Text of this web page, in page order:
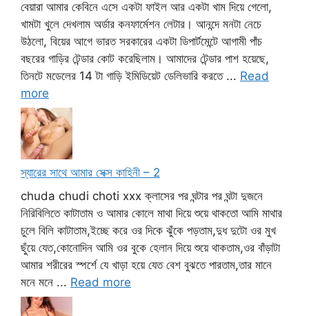
বেয়ারা আমার কেবিনে এসে একটা ফাইল আর একটা খাম দিয়ে গেলো,
খামটা খুলে দেখলাম অর্ডার কনফার্মেশন লেটার। আনন্দে মনটা নেচে
উঠলো, বিয়ের আগে ভারত সরকারের একটা ডিপার্টমেন্টে আগামী পাঁচ
বছরের গাড়ির টেন্ডার কোট করেছিলাম। আমাদের টেন্ডার পাশ হয়েছে,
তিনটে মডেলের 14 টা গাড়ি ইমিডিয়েট ডেলিভারি করতে ... Read
more
স্যারের সাথে আমার সেক্স কাহিনী – 2
chuda chudi choti xxx ক্লাসের পর ঘন্টার পর ঘন্টা দুজনে
নিরিবিলিতে কাটাতাম ও আমার কোলে মাথা দিয়ে শুয়ে থাকতো আমি মাথার
চুলে বিলি কাটাতাম,ইচ্ছে করে ওর দিকে ঝুঁকে পড়তাম,দুধ দুটো ওর মুখ
ছুঁয়ে যেত,কোনোদিন আমি ওর বুকে হেলান দিয়ে শুয়ে থাকতাম,ওর বাঁড়াটা
আমার শরীরের স্পর্শে যে খাড়া হয়ে যেত বেশ বুঝতে পারতাম,তার মানে
মনে মনে ... Read more